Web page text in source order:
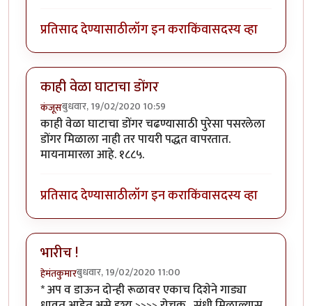
प्रतिसाद देण्यासाठीलॉग इन कराकिंवासदस्य व्हा
काही वेळा घाटाचा डोंगर
कंजूसबुधवार, 19/02/2020 10:59
काही वेळा घाटाचा डोंगर चढण्यासाठी पुरेसा पसरलेला
डोंगर मिळाला नाही तर पायरी पद्धत वापरतात.
मायनामारला आहे. १८८५.
प्रतिसाद देण्यासाठीलॉग इन कराकिंवासदस्य व्हा
भारीच !
हेमंतकुमारबुधवार, 19/02/2020 11:00
* अप व डाऊन दोन्ही रूळावर एकाच दिशेने गाड्या